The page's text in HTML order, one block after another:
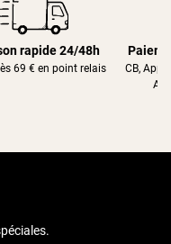
rapide 24/48h
69 € en point relais
CB,